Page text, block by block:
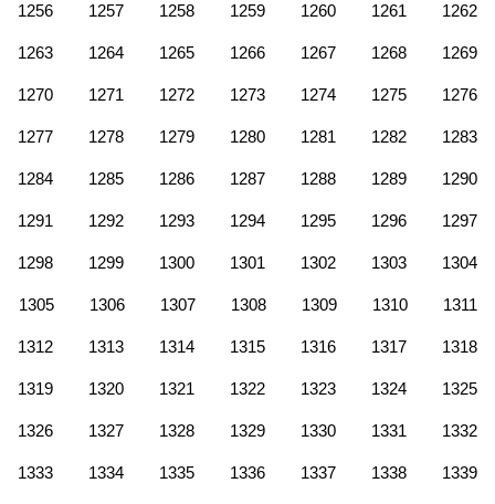
1256 1257 1258 1259 1260 1261 1262
1263 1264 1265 1266 1267 1268 1269
1270 1271 1272 1273 1274 1275 1276
1277 1278 1279 1280 1281 1282 1283
1284 1285 1286 1287 1288 1289 1290
1291 1292 1293 1294 1295 1296 1297
1298 1299 1300 1301 1302 1303 1304
1305 1306 1307 1308 1309 1310 1311
1312 1313 1314 1315 1316 1317 1318
1319 1320 1321 1322 1323 1324 1325
1326 1327 1328 1329 1330 1331 1332
1333 1334 1335 1336 1337 1338 1339